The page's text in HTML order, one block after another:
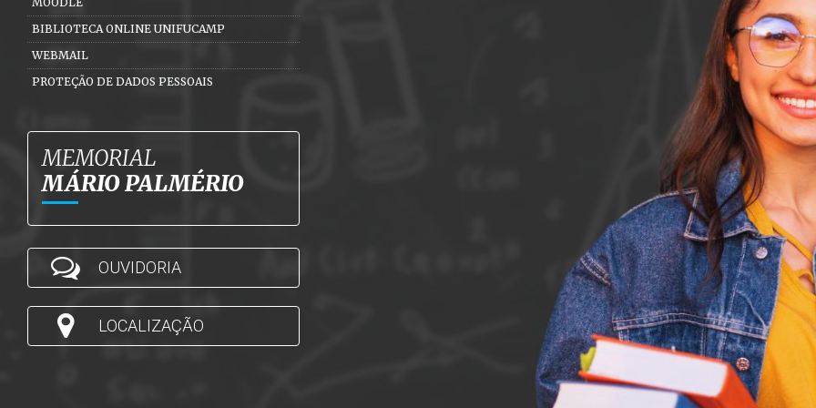
BIBLIOTECA ONLINE UNIFUCAMP
WEBMAIL
PROTEÇÃO DE DADOS PESSOAIS
MEMORIAL
MÁRIO PALMÉRIO
OUVIDORIA
LOCALIZAÇÃO